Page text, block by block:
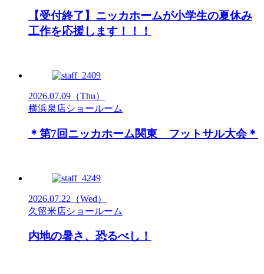
【受付終了】ニッカホームが小学生の夏休み
工作を応援します！！！
2026.07.09 （Thu）
横浜泉店ショールーム
＊第7回ニッカホーム関東 フットサル大会＊
2026.07.22 （Wed）
久留米店ショールーム
内地の暑さ、恐るべし！